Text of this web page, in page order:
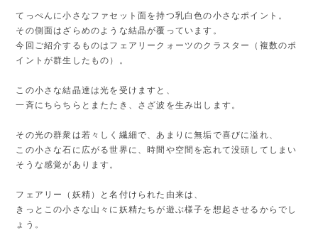
てっぺんに小さなファセット面を持つ乳白色の小さなポイント。
その側面はざらめのような結晶が覆っています。
今回ご紹介するものはフェアリークォーツのクラスター（複数のポ
イントが群生したもの）。
この小さな結晶達は光を受けますと、
一斉にちらちらとまたたき、さざ波を生み出します。
その光の群衆は若々しく繊細で、あまりに無垢で喜びに溢れ、
この小さな石に広がる世界に、時間や空間を忘れて没頭してしまい
そうな感覚があります。
フェアリー（妖精）と名付けられた由来は、
きっとこの小さな山々に妖精たちが遊ぶ様子を想起させるからでし
ょう。